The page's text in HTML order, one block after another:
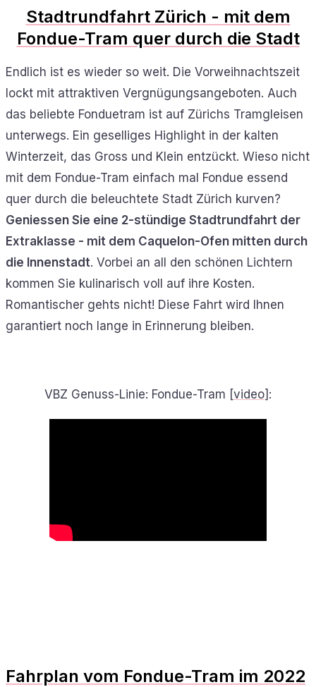
Stadtrundfahrt Zürich - mit dem
Fondue-Tram quer durch die Stadt
Endlich ist es wieder so weit. Die Vorweihnachtszeit
lockt mit attraktiven Vergnügungsangeboten. Auch
das beliebte Fonduetram ist auf Zürichs Tramgleisen
unterwegs. Ein geselliges Highlight in der kalten
Winterzeit, das Gross und Klein entzückt. Wieso nicht
mit dem Fondue-Tram einfach mal Fondue essend
quer durch die beleuchtete Stadt Zürich kurven?
Geniessen Sie eine 2-stündige Stadtrundfahrt der
Extraklasse - mit dem Caquelon-Ofen mitten durch
die Innenstadt. Vorbei an all den schönen Lichtern
kommen Sie kulinarisch voll auf ihre Kosten.
Romantischer gehts nicht! Diese Fahrt wird Ihnen
garantiert noch lange in Erinnerung bleiben.
VBZ Genuss-Linie: Fondue-Tram [video]:
Fahrplan vom Fondue-Tram im 2022